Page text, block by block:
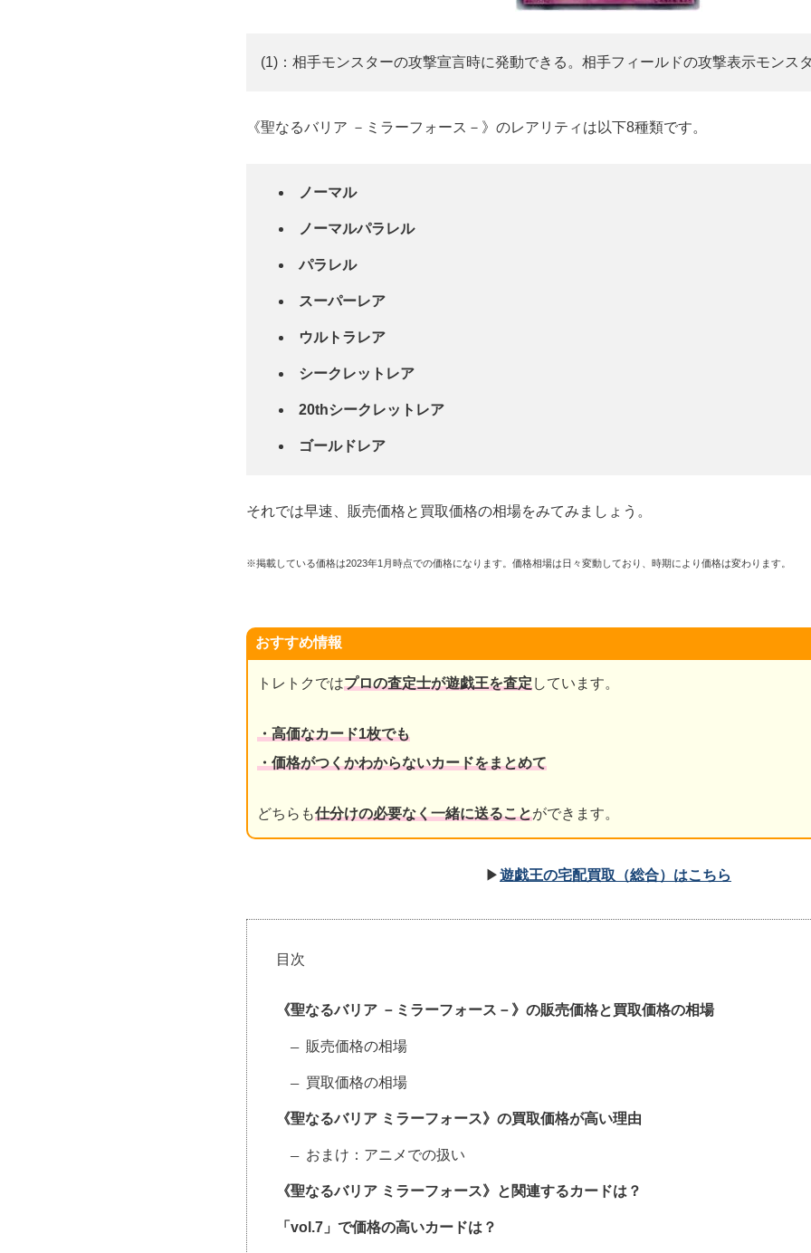
(1)：相手モンスターの攻撃宣言時に発動できる。相手フィールドの攻撃表示モンス
《聖なるバリア －ミラーフォース－》のレアリティは以下8種類です。
ノーマル
ノーマルパラレル
パラレル
スーパーレア
ウルトラレア
シークレットレア
20thシークレットレア
ゴールドレア
それでは早速、販売価格と買取価格の相場をみてみましょう。
※掲載している価格は2023年1月時点での価格になります。価格相場は日々変動しており、時期により価格は変わります。
おすすめ情報
トレトクではプロの査定士が遊戯王を査定しています。
・高価なカード1枚でも
・価格がつくかわからないカードをまとめて
どちらも仕分けの必要なく一緒に送ることができます。
▶遊戯王の宅配買取（総合）はこちら
目次
《聖なるバリア －ミラーフォース－》の販売価格と買取価格の相場
販売価格の相場
買取価格の相場
《聖なるバリア ミラーフォース》の買取価格が高い理由
おまけ：アニメでの扱い
《聖なるバリア ミラーフォース》と関連するカードは？
「vol.7」で価格の高いカードは？